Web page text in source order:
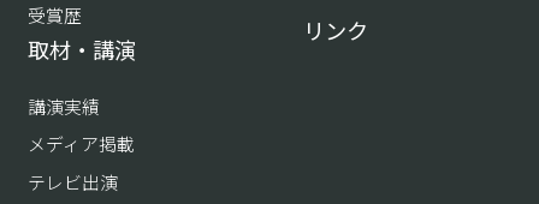
受賞歴
取材・講演
講演実績
メディア掲載
テレビ出演
リンク